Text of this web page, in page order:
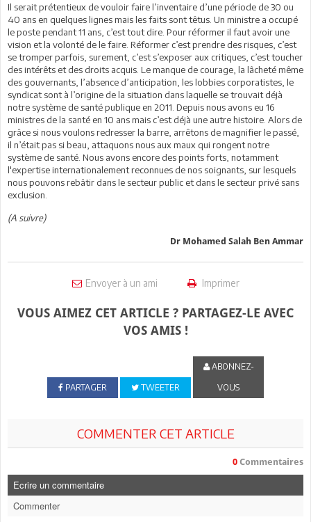
Il serait prétentieux de vouloir faire l’inventaire d’une période de 30 ou
40 ans en quelques lignes mais les faits sont têtus. Un ministre a occupé
le poste pendant 11 ans, c’est tout dire. Pour réformer il faut avoir une
vision et la volonté de le faire. Réformer c’est prendre des risques, c’est
se tromper parfois, surement, c’est s’exposer aux critiques, c’est toucher
des intérêts et des droits acquis. Le manque de courage, la lâcheté même
des gouvernants, l’absence d’anticipation, les lobbies corporatistes, le
syndicat sont à l’origine de la situation dans laquelle se trouvait déjà
notre système de santé publique en 2011. Depuis nous avons eu 16
ministres de la santé en 10 ans mais c’est déjà une autre histoire. Alors de
grâce si nous voulons redresser la barre, arrêtons de magnifier le passé,
il n’était pas si beau, attaquons nous aux maux qui rongent notre
système de santé. Nous avons encore des points forts, notamment
l'expertise internationalement reconnues de nos soignants, sur lesquels
nous pouvons rebâtir dans le secteur public et dans le secteur privé sans
exclusion.
(A suivre)
Dr Mohamed Salah Ben Ammar
Envoyer à un ami Imprimer
VOUS AIMEZ CET ARTICLE ? PARTAGEZ-LE AVEC
VOS AMIS !
PARTAGER TWEETER
ABONNEZ-
VOUS
COMMENTER CET ARTICLE
0 Commentaires
Ecrire un commentaire
Commenter